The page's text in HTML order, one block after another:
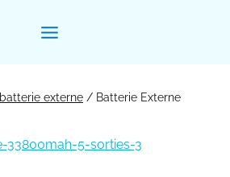
batterie externe / Batterie Externe